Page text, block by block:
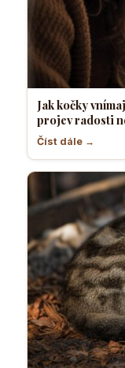
Jak kočky
projev radosti
Číst dále →